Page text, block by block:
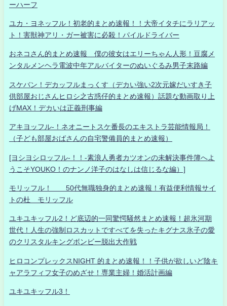
ーハーフ
ユカ・ヨネッフル！初老的まとめ速報！！大帝イタチにラリアッ
ト！害獣神アリ・ガー被害に必殺！パイルドライバー
おネコさん的まとめ速報 僕の彼女はエリーちゃん人形！豆腐メ
ンタルメンヘラ電波中年アルバイターのぬいぐるみ男子末路編
スケバン！デカッフルまっくす（デカい強い2次元嫁だいすき子
供部屋おじさんヒロシ之古惑仔的まとめ速報）話題な動画取り上
げMAX！デカいは正義刑事編
アキヨッフル-！ネオニートスケ番長のエキストラ芸能情報局！
（子ども部屋おばさんの自宅警備員的まとめ速報）
[ヨシヨシロッフル-！！-素浪人勇者カツオンの未解決事件簿へよ
うこそYOUKO！のナンノ洋子のはなしは信じるな編）]
モリッフル！ 50代無職独身的まとめ速報！有益便利情報サイ
トの杜 モリッフル
ユキユキッフル2！ど底辺的一同驚愕騒然まとめ速報！超氷河期
世代！人生の強制ロスカットですべてを失ったキグナス氷子の愛
のクリスタルキングボンビー脱出大作戦
ヒロコンプレックスNIGHT 的まとめ速報！！子供が欲しいど陰キ
ャアラフィフ女子のめざせ！専業主婦！婚活計画編
ユキユキッフル3！